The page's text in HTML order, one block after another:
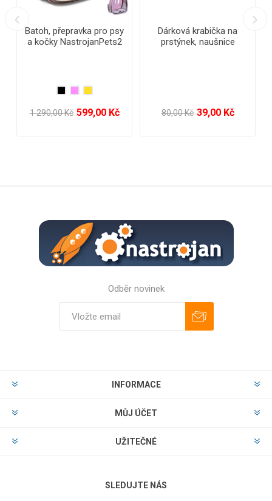
krabička na
naušnice
39,00 Kč
Kakánkové ponožky
199,00 Kč 99,00 Kč
Kožený
Odběr novinek
INFORMACE
MŮJ ÚČET
UŽITEČNÉ
SLEDUJTE NÁS